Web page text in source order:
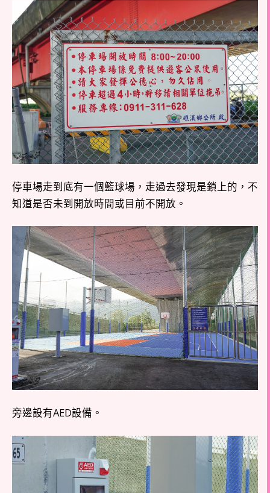
停車場走到底有一個籃球場，走過去發現是鎖上的，不
知道是否未到開放時間或目前不開放。
旁邊設有AED設備。